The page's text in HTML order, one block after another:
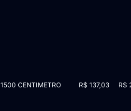
1500 CENTIMETRO R$ 137,03 R$